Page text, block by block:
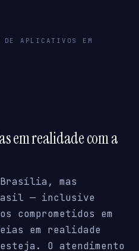
DE APLICATIVOS EM
em realidade com a
mas
— inclusive
comprometidos em
em realidade
O atendimento